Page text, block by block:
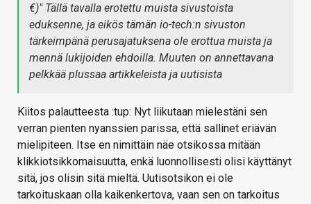
€)" Tällä tavalla erotettu muista sivustoista
eduksenne, ja eikös tämän io-tech:n sivuston
tärkeimpänä perusajatuksena ole erottua muista ja
mennä lukijoiden ehdoilla. Muuten on annettavana
pelkkää plussaa artikkeleista ja uutisista
Kiitos palautteesta :tup: Nyt liikutaan mielestäni sen
verran pienten nyanssien parissa, että sallinet eriävän
mielipiteen. Itse en nimittäin näe otsikossa mitään
klikkiotsikkomaisuutta, enkä luonnollisesti olisi käyttänyt
sitä, jos olisin sitä mieltä. Uutisotsikon ei ole
tarkoituskaan olla kaikenkertova, vaan sen on tarkoitus